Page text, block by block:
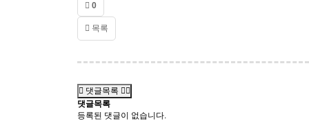
0
목록
댓글목록
댓글목록
등록된 댓글이 없습니다.